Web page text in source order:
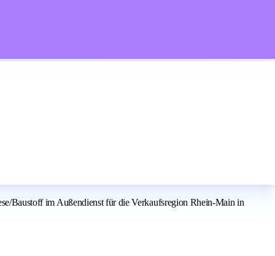
Baustoff im Außendienst für die Verkaufsregion Rhein-Main in